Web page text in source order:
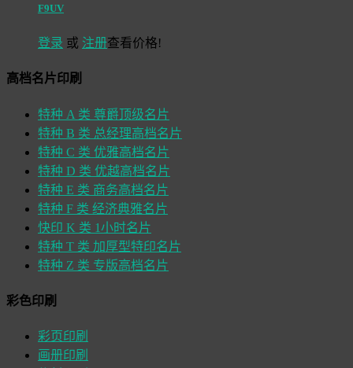
F9UV
登录 或 注册查看价格!
高档名片印刷
特种 A 类 尊爵顶级名片
特种 B 类 总经理高档名片
特种 C 类 优雅高档名片
特种 D 类 优越高档名片
特种 E 类 商务高档名片
特种 F 类 经济典雅名片
快印 K 类 1小时名片
特种 T 类 加厚型特印名片
特种 Z 类 专版高档名片
彩色印刷
彩页印刷
画册印刷